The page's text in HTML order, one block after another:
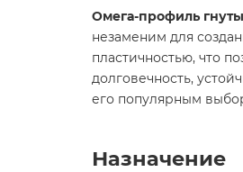
Омега-профиль
незаменим для
пластичностью, что
долговечность,
его популярным
Назначение